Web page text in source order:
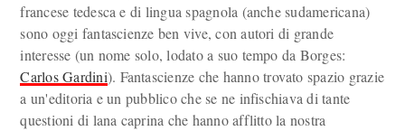
francese tedesca e di lingua spagnola (anche sudamericana)
sono oggi fantascienze ben vive, con autori di grande
interesse (un nome solo, lodato a suo tempo da Borges:
Carlos Gardini). Fantascienze che hanno trovato spazio grazie
a un'editoria e un pubblico che se ne infischiava di tante
questioni di lana caprina che hanno afflitto la nostra